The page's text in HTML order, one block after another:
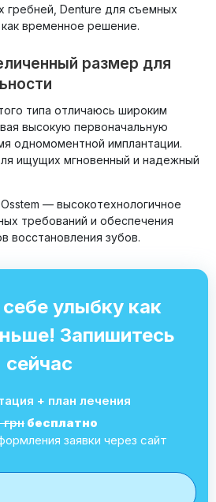
гребней, Denture для съемных
временное решение.
размер для
типа отличаюсь широким
высокую первоначальную
одномоментной имплантации.
ищущих мгновенный и надежный
— высокотехнологичное
требований и обеспечения
восстановления зубов.
улыбку как
Запишитесь
сейчас
+ план лечения
грн бесплатно
заявки через сайт